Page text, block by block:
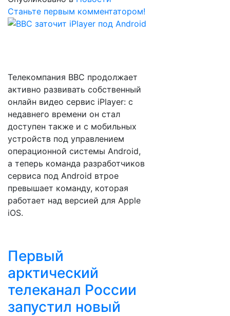
Станьте первым комментатором!
Телекомпания BBC продолжает
активно развивать собственный
онлайн видео сервис iPlayer: с
недавнего времени он стал
доступен также и с мобильных
устройств под управлением
операционной системы Android,
а теперь команда разработчиков
сервиса под Android втрое
превышает команду, которая
работает над версией для Apple
iOS.
Первый
арктический
телеканал России
запустил новый